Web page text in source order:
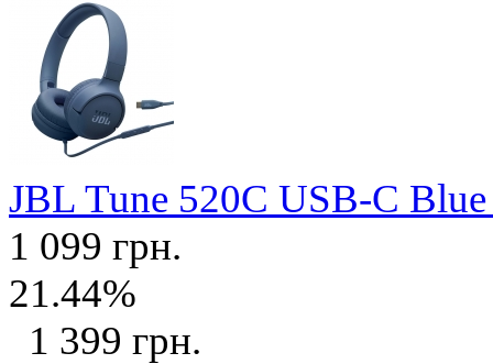
JBL Tune 520C USB-C
1 099 грн.
21.44%
1 399 грн.